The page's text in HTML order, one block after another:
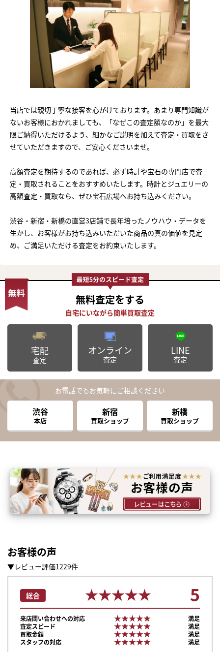
当店では親切丁寧な接客を心がけております。あまり専門知識が
ないお客様におかれましても、「なぜこの査定額なのか」を最大
限ご納得いただけるよう、細かなご説明を加えて査定・買取をさ
せていただきますので、ご安心くださいませ。
高額査定を期待するのであれば、必ず時計や宝石の専門店で査
定・買取されることをおすすめいたします。時計とジュエリーの
高額査定・買取なら、ぜひ宝石広場へお持ち込みください。
渋谷・新宿・新橋の直営3店舗で長年培ったノウハウ・データを
生かし、お客様がお持ち込みいただいた商品の真の価値を見定
め、ご満足いただける査定をお約束いたします。
無料査定をする
宅配
査定
オンライン
査定
LINE
査定
お電話でもお気軽にご相談ください
渋谷
本店
新宿
買取ショップ
新橋
買取ショップ
お客様の声
▼レビュー評価1229件
総合 ★★★★★
★★★★★ 5
来店問い合わせへの対応 ★★★★★
★★★★★
満足
査定スピード
★★★★★
★★★★★
満足
買取金額
★★★★★
★★★★★
満足
スタッフの対応
★★★★★
★★★★★ 満足